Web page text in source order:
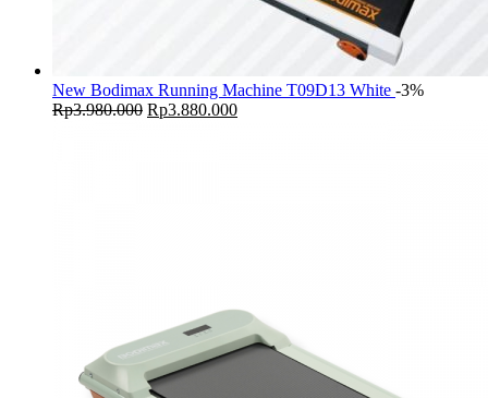
New Bodimax Running Machine T09D13 White -3%
Rp3.980.000 Original
Rp3.880.000Current